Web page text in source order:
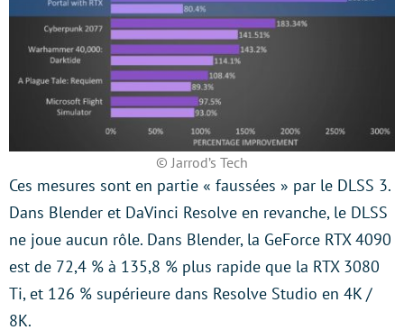
© Jarrod’s Tech
Ces mesures sont en partie « faussées » par le DLSS 3.
Dans Blender et DaVinci Resolve en revanche, le DLSS
ne joue aucun rôle. Dans Blender, la GeForce RTX 4090
est de 72,4 % à 135,8 % plus rapide que la RTX 3080
Ti, et 126 % supérieure dans Resolve Studio en 4K /
8K.